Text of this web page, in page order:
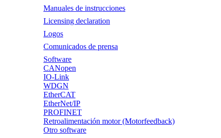
Manuales de instrucciones
Licensing declaration
Logos
Comunicados de prensa
Software
CANopen
IO-Link
WDGN
EtherCAT
EtherNet/IP
PROFINET
Retroalimentación motor (Motorfeedback)
Otro software